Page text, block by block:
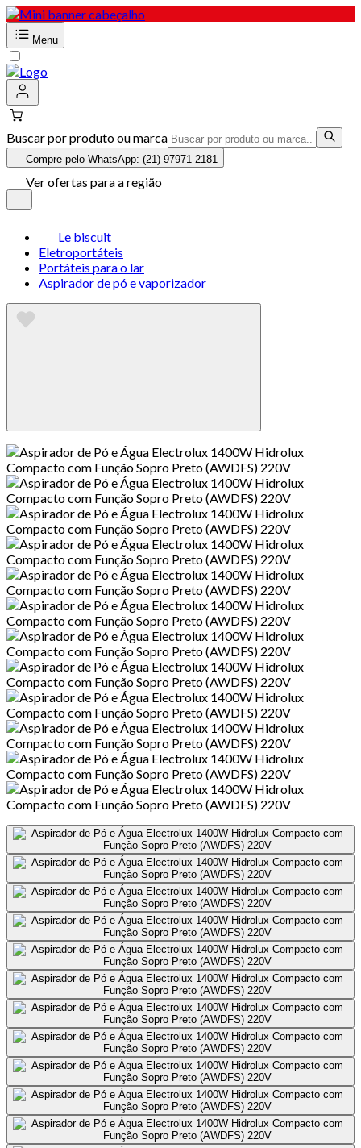
Menu
Buscar por produto ou marca
Compre pelo WhatsApp: (21) 97971-2181
Ver ofertas para a região
Le biscuit
Eletroportáteis
Portáteis para o lar
Aspirador de pó e vaporizador